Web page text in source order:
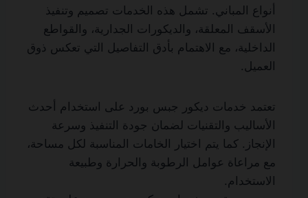
أنواع المباني. تشمل هذه الخدمات تصميم وتنفيذ
الأسقف المعلقة، والديكورات الجدارية، والقواطع
الداخلية، مع الاهتمام بأدق التفاصيل التي تعكس ذوق
العميل.
تعتمد خدمات ديكور جبس بورد على استخدام أحدث
الأساليب والتقنيات لضمان جودة التنفيذ وسرعة
الإنجاز. كما يتم اختيار الخامات المناسبة لكل مساحة،
مع مراعاة عوامل الرطوبة والحرارة وطبيعة
الاستخدام.